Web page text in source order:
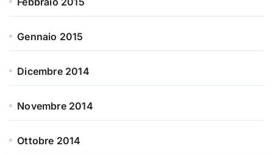
Gennaio 2015
Dicembre 2014
Novembre 2014
Ottobre 2014